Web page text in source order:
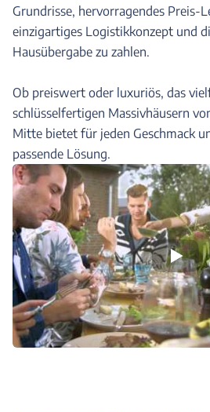
Grundrisse, hervorragendes Preis-
einzigartiges Logistikkonzept und
Hausübergabe zu zahlen.
Ob preiswert oder luxuriös, das
schlüsselfertigen Massivhäusern
Mitte bietet für jeden Geschmack
passende Lösung.